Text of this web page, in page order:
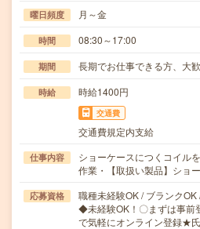
曜日頻度 月～金
時間 08:30～17:00
期間 長期でお仕事できる方、大歓
時給 時給1400円
交通費
交通費規定内支給
仕事内容
ショーケースにつくコイル
作業・【取扱い製品】ショ
応募資格
職種未経験OK / ブランクOK
◆未経験OK！〇まずは事前
で気軽にオンライン登録★